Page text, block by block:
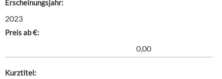
Erscheinungsjahr:
2023
Preis ab €:
0,00
Kurztitel: